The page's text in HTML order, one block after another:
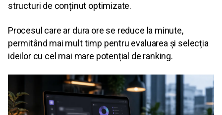
structuri de conținut optimizate.
Procesul care ar dura ore se reduce la minute,
permitând mai mult timp pentru evaluarea și selecția
ideilor cu cel mai mare potențial de ranking.